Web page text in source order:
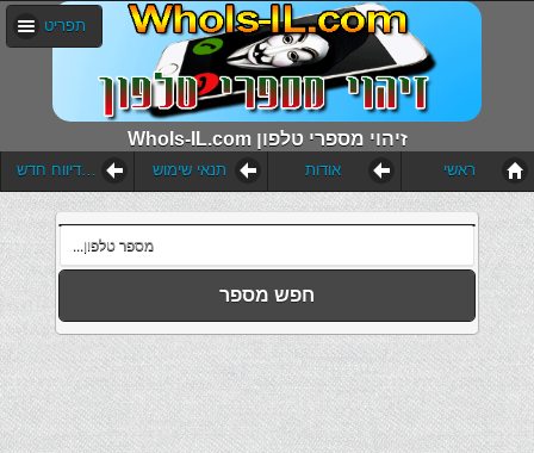
WhoIs-IL.com זיהוי מספרי טלפון
תפריט
הוסף דיווח חדש תנאי שימוש אודות ראשי
חפש מספר